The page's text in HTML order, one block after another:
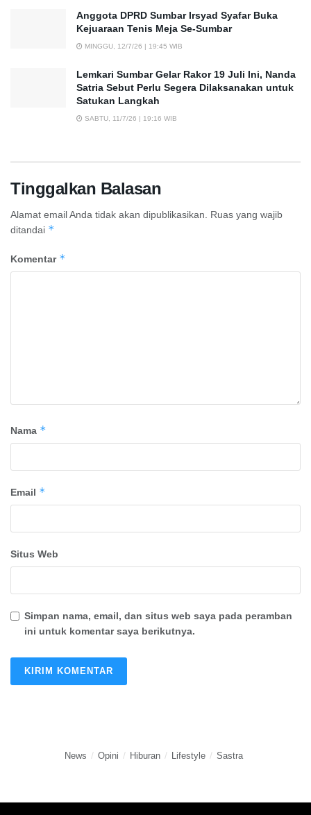
Anggota DPRD Sumbar Irsyad Syafar Buka
Kejuaraan Tenis Meja Se-Sumbar
MINGGU, 12/7/26 | 19:45 WIB
Lemkari Sumbar Gelar Rakor 19 Juli Ini, Nanda
Satria Sebut Perlu Segera Dilaksanakan untuk
Satukan Langkah
SABTU, 11/7/26 | 19:16 WIB
Tinggalkan Balasan
Alamat email Anda tidak akan dipublikasikan.
Ruas yang wajib
ditandai *
Komentar *
Nama *
Email *
Situs Web
Simpan nama, email, dan situs web saya pada peramban
ini untuk komentar saya berikutnya.
News Opini Hiburan Lifestyle Sastra